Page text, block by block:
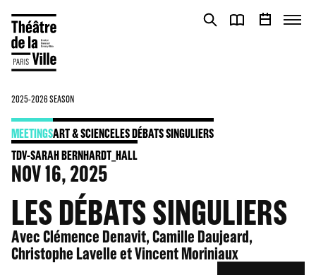
2025-2026 SEASON
MEETINGSART & SCIENCELES DÉBATS SINGULIERS
TDV-SARAH BERNHARDT_HALL
NOV16, 2025
LES DÉBATS SINGULIERS
Avec Clémence Denavit, Camille Daujeard,
Christophe Lavelle et Vincent Moriniaux